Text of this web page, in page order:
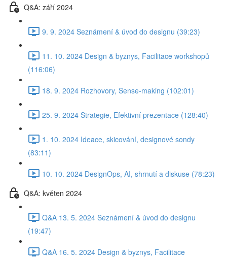
Q&A: září 2024
9. 9. 2024 Seznámení & úvod do designu (39:23)
11. 10. 2024 Design & byznys, Facilitace workshopů
(116:06)
18. 9. 2024 Rozhovory, Sense-making (102:01)
25. 9. 2024 Strategie, Efektivní prezentace (128:40)
1. 10. 2024 Ideace, skicování, designové sondy
(83:11)
10. 10. 2024 DesignOps, AI, shrnutí a diskuse (78:23)
Q&A: květen 2024
Q&A 13. 5. 2024 Seznámení & úvod do designu
(19:47)
Q&A 16. 5. 2024 Design & byznys, Facilitace